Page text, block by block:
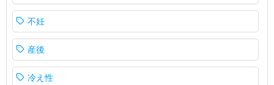
不妊
産後
冷え性